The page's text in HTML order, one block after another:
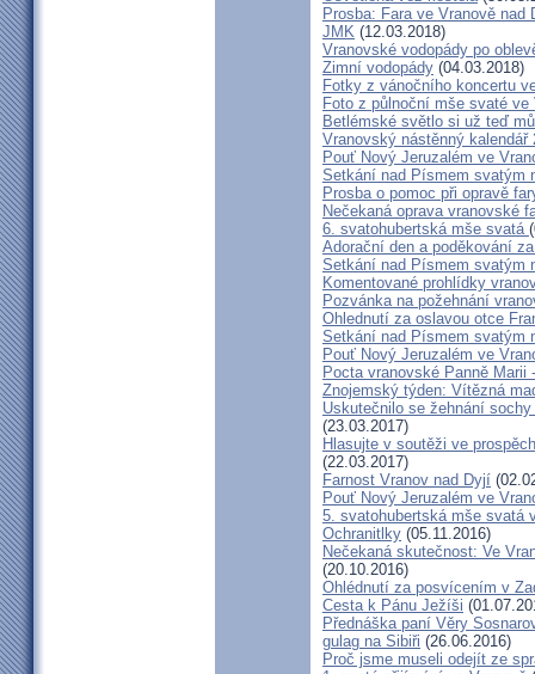
Prosba: Fara ve Vranově
JMK (12.03.2018)
Vranovské vodopády po
Zimní vodopády (04.03.2018)
Fotky z vánočního koncertu
Foto z půlnoční mše svaté ve
Betlémské světlo si už teď
Vranovský nástěnný kalendář
Pouť Nový Jeruzalém ve
Setkání nad Písmem svatým
Prosba o pomoc při opravě
Nečekaná oprava vranovské
6. svatohubertská mše svatá
Adorační den a poděkování
Setkání nad Písmem svatým
Komentované prohlídky
Pozvánka na požehnání
Ohlednutí za oslavou otce
Setkání nad Písmem svatým
Pouť Nový Jeruzalém ve
Pocta vranovské Panně Marii
Znojemský týden: Vítězná
Uskutečnilo se žehnání
(23.03.2017)
Hlasujte v soutěži ve
(22.03.2017)
Farnost Vranov nad Dyjí
Pouť Nový Jeruzalém ve
5. svatohubertská mše svatá
Ochranitlky (05.11.2016)
Nečekaná skutečnost: Ve
(20.10.2016)
Ohlédnutí za posvícením v
Cesta k Pánu Ježíši
Přednáška paní Věry
gulag na Sibiři (26.06.2016)
Proč jsme museli odejít ze